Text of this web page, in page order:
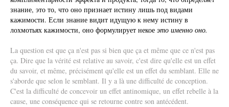
знание, это то, что оно признает истину лишь под видами
кажимости. Если знание видит идущую к нему истину в
лохмотьях кажимости, оно формулирует некое это именно оно.
La question est que ça n'est pas si bien que ça et même que ce n'est pas
ça. Dire que la vérité est relative au savoir, c'est dire qu'elle est un effet
du savoir, et même, précisément qu'elle est un effet du semblant. Elle ne
s'aborde que selon le semblant. Il y a là une difficulté de conception.
C'est la difficulté de concevoir un effet antinomique, un effet rebelle à la
cause, une conséquence qui se retourne contre son antécédent.